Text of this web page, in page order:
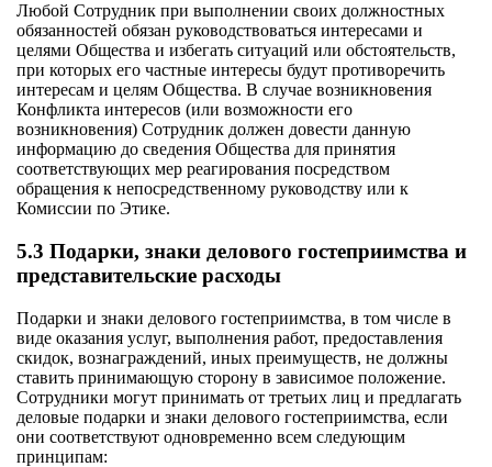
Любой Сотрудник при выполнении своих должностных
обязанностей обязан руководствоваться интересами и
целями Общества и избегать ситуаций или обстоятельств,
при которых его частные интересы будут противоречить
интересам и целям Общества. В случае возникновения
Конфликта интересов (или возможности его
возникновения) Сотрудник должен довести данную
информацию до сведения Общества для принятия
соответствующих мер реагирования посредством
обращения к непосредственному руководству или к
Комиссии по Этике.
5.3 Подарки, знаки делового гостеприимства и
представительские расходы
Подарки и знаки делового гостеприимства, в том числе в
виде оказания услуг, выполнения работ, предоставления
скидок, вознаграждений, иных преимуществ, не должны
ставить принимающую сторону в зависимое положение.
Сотрудники могут принимать от третьих лиц и предлагать
деловые подарки и знаки делового гостеприимства, если
они соответствуют одновременно всем следующим
принципам: